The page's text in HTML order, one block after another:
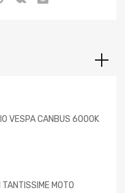
VESPA CANBUS 6000K
TANTISSIME MOTO